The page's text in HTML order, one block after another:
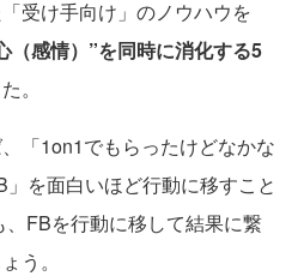
受け手向け」のノウハウを
（感情）”を同時に消化する5
。
「1on1でもらったけどなかな
を面白いほど行動に移すこと
FBを行動に移して結果に繋
う。